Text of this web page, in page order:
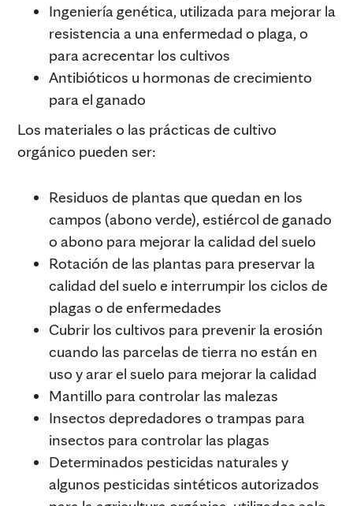
Ingeniería genética, utilizada para mejorar la
resistencia a una enfermedad o plaga, o
para acrecentar los cultivos
Antibióticos u hormonas de crecimiento
para el ganado
Los materiales o las prácticas de cultivo
orgánico pueden ser:
Residuos de plantas que quedan en los
campos (abono verde), estiércol de ganado
o abono para mejorar la calidad del suelo
Rotación de las plantas para preservar la
calidad del suelo e interrumpir los ciclos de
plagas o de enfermedades
Cubrir los cultivos para prevenir la erosión
cuando las parcelas de tierra no están en
uso y arar el suelo para mejorar la calidad
Mantillo para controlar las malezas
Insectos depredadores o trampas para
insectos para controlar las plagas
Determinados pesticidas naturales y
algunos pesticidas sintéticos autorizados